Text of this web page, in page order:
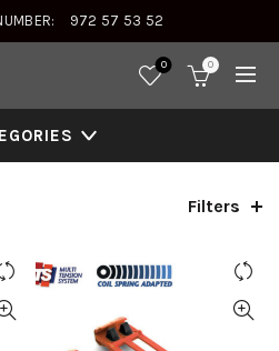
972 57 53 52
0 0
Filters